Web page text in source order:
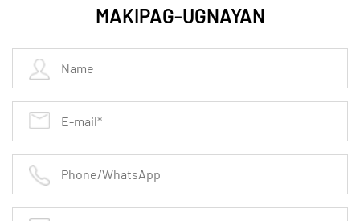
tiyakin ang pagiging maaasahan ng
gasket para sa mga flanges ng ANSI.
Magagamit ang mga pasadyang laki at hugis
magagamit upang magkasya sa anumang disenyo ng
flange, kabilang ang mga pasadyang laki ng EPTFE
MAKIPAG-UGNAYAN